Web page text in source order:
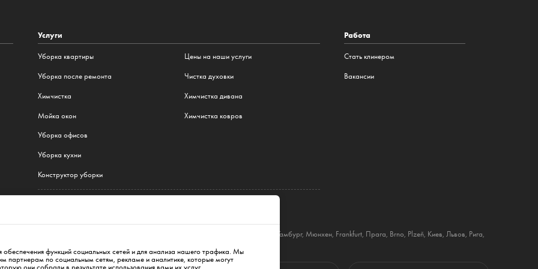
функций социальных сетей и для анализа нашего трафика. Мы
по социальным сетям, рекламе и аналитике, которые могут
они собрали в результате использования вами их услуг
Услуги
Уборка квартиры
Уборка после ремонта
Химчистка
Мойка окон
Уборка офисов
Уборка кухни
Конструктор уборки
Цены на наши услуги
Чистка духовки
Химчистка дивана
Химчистка ковров
Работа
Стать клинером
Вакансии
Гамбург, Мюнхен, Frankfurt, Прага, Brno, Plzeň, Киев, Львов, Рига,